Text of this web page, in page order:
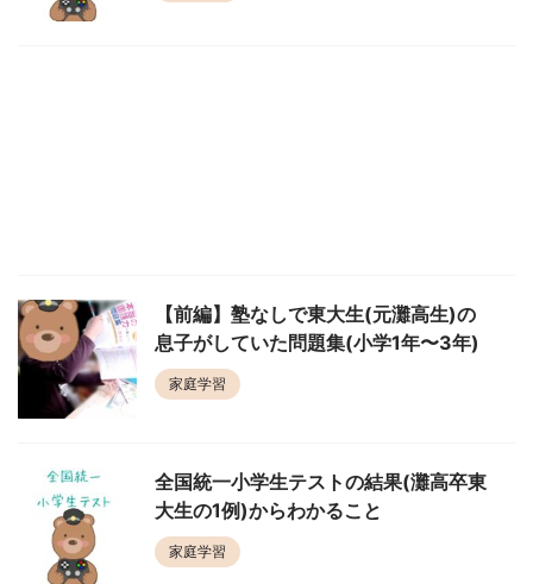
【前編】塾なしで東大生(元灘高生)の
息子がしていた問題集(小学1年〜3年)
家庭学習
全国統一小学生テストの結果(灘高卒東
大生の1例)からわかること
家庭学習